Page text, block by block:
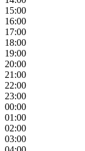
15:00
16:00
17:00
18:00
19:00
20:00
21:00
22:00
23:00
00:00
01:00
02:00
03:00